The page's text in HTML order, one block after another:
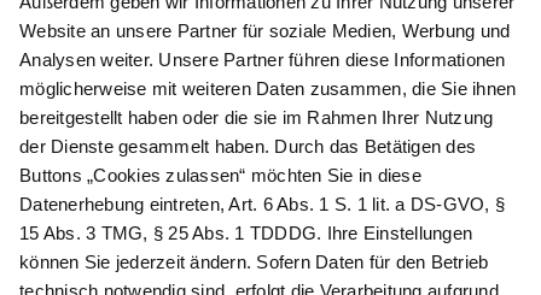
Newsletter abonnieren
Als Dankeschön für Ihr D&K Newsletter-Abo
erhalten Sie ein 10 € -Gutschein:
Das sind Ihre Vorteile
@ Newsletter Abonnieren